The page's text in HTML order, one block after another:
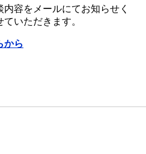
容をメールにてお知らせく
いただきます。
から